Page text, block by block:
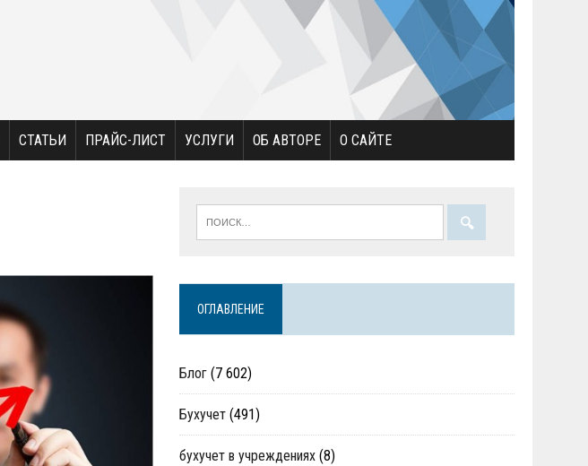
СТАТЬИ ПРАЙС-ЛИСТ УСЛУГИ ОБ АВТОРЕ О САЙТЕ
ОГЛАВЛЕНИЕ
Блог (7 602)
Бухучет (491)
бухучет в учреждениях (8)